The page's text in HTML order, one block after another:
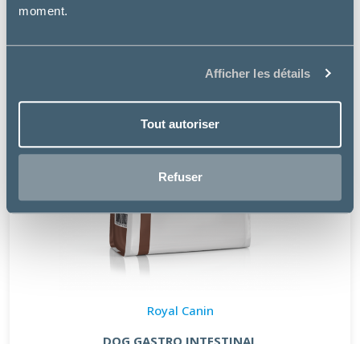
moment.
Afficher les détails
Tout autoriser
Refuser
Royal Canin
DOG GASTRO INTESTINAL